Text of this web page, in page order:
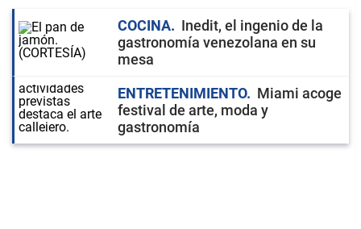
COCINA
Inedit, el ingenio de la
gastronomía venezolana en su
mesa
ENTRETENIMIENTO
Miami acoge
festival de arte, moda y
gastronomía